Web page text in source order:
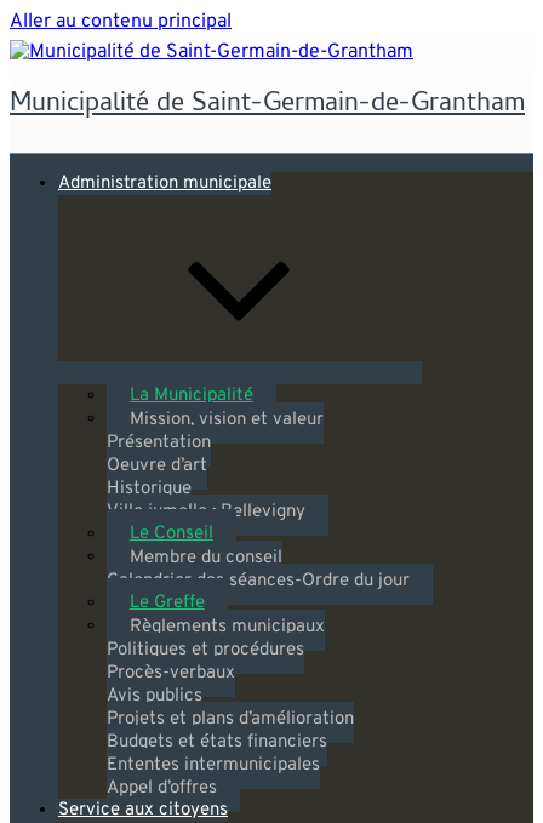
Aller au contenu principal
Municipalité de Saint-Germain-de-Grantham
Administration municipale
La Municipalité
Mission, vision et valeur
Présentation
Oeuvre d’art
Historique
Ville jumelle : Bellevigny
Le Conseil
Membre du conseil
Calendrier des séances-Ordre du jour
Le Greffe
Règlements municipaux
Politiques et procédures
Procès-verbaux
Avis publics
Projets et plans d’amélioration
Budgets et états financiers
Ententes intermunicipales
Appel d’offres
Service aux citoyens